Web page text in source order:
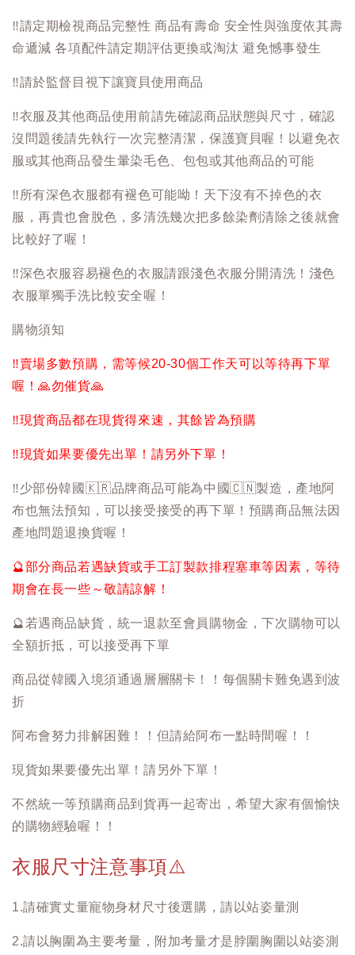
‼️請定期檢視商品完整性 商品有壽命 安全性與強度依其壽
命遞減 各項配件請定期評估更換或淘汰 避免憾事發生
‼️請於監督目視下讓寶貝使用商品
‼️衣服及其他商品使用前請先確認商品狀態與尺寸，確認
沒問題後請先執行一次完整清潔，保護寶貝喔！以避免衣
服或其他商品發生暈染毛色、包包或其他商品的可能
‼️ 所有深色衣服都有褪色可能呦！天下沒有不掉色的衣
服，再貴也會脫色，多清洗幾次把多餘染劑清除之後就會
比較好了喔！
‼️深色衣服容易褪色的衣服請跟淺色衣服分開清洗！淺色
衣服單獨手洗比較安全喔！
購物須知
‼️賣場多數預購，需等候20-30個工作天可以等待再下單
喔！🙏勿催貨🙏
‼️現貨商品都在現貨得來速，其餘皆為預購
‼️現貨如果要優先出單！請另外下單！
‼️少部份韓國 🇰🇷品牌商品可能為中國🇨🇳製造，產地阿
布也無法預知，可以接受接受的再下單！預購商品無法因
產地問題退換貨喔！
🔮部分商品若遇缺貨或手工訂製款排程塞車等因素，等待
期會在長一些～敬請諒解！
🔮 若遇商品缺貨，統一退款至會員購物金，下次購物可以
全額折抵，可以接受再下單
商品從韓國入境須通過層層關卡！！每個關卡難免遇到波
折
阿布會努力排解困難！！但請給阿布一點時間喔！！
現貨如果要優先出單！請另外下單！
不然統一等預購商品到貨再一起寄出，希望大家有個愉快
的購物經驗喔！！
衣服尺寸注意事項⚠️
1.請確實丈量寵物身材尺寸後選購，請以站姿量測
2.請以胸圍為主要考量，附加考量才是脖圍胸圍以站姿測